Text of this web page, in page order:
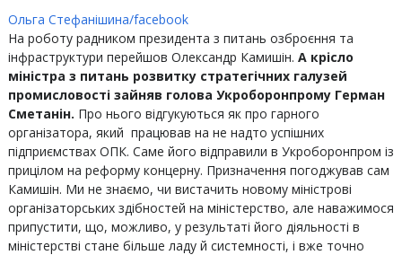
Ольга Стефанішина/facebook
На роботу радником президента з питань озброєння та
інфраструктури перейшов Олександр Камишін. А крісло
міністра з питань розвитку стратегічних галузей
промисловості зайняв голова Укроборонпрому Герман
Сметанін. Про нього відгукуються як про гарного
організатора, який працював на не надто успішних
підприємствах ОПК. Саме його відправили в Укроборонпром із
прицілом на реформу концерну. Призначення погоджував сам
Камишін. Ми не знаємо, чи вистачить новому міністрові
організаторських здібностей на міністерство, але наважимося
припустити, що, можливо, у результаті його діяльності в
міністерстві стане більше ладу й системності, і вже точно